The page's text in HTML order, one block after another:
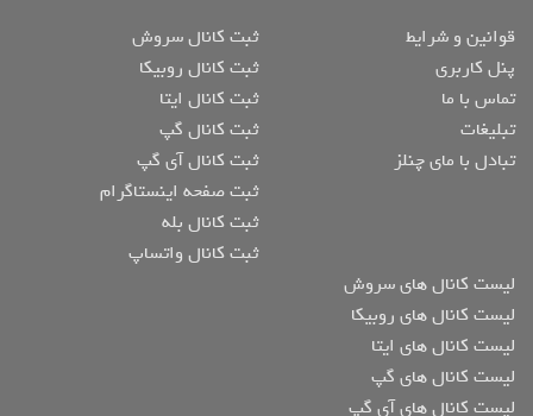
قوانین و شرایط
پنل کاربری
تماس با ما
تبلیغات
تبادل با مای چنلز
ثبت کانال سروش
ثبت کانال روبیکا
ثبت کانال ایتا
ثبت کانال گپ
ثبت کانال آی گپ
ثبت صفحه اینستاگرام
ثبت کانال بله
ثبت کانال واتساپ
لیست کانال های سروش
لیست کانال های روبیکا
لیست کانال های ایتا
لیست کانال های گپ
لیست کانال های آی گپ